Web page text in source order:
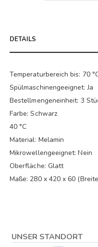
DETAILS
Temperaturbereich bis: 70
Spülmaschinengeeignet: Ja
Bestellmengeneinheit: 3
Farbe: Schwarz
40 °C
Material: Melamin
Mikrowellengeeignet: Nein
Oberfläche: Glatt
Maße: 280 x 420 x 60
UNSER STANDORT